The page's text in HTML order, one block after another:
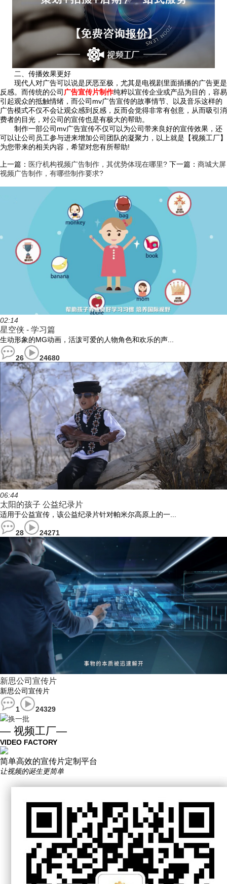
二、传播效果更好
现代人对广告可以说是厌恶至极，尤其是电视剧里面插播的广告更是
反感。而传统的公司 广告宣传片制作纯粹以宣传企业或产品为目的，容易
引起观众的抵触情绪，而公司mv广告宣传的故事情节、以及音乐这样的
广告模式不仅不会让观众感到反感，反而会觉得非常有创意，从而吸引消
费者的目光，对公司的宣传也是有极大的帮助。
制作一部公司mv广告宣传不仅可以为公司带来良好的宣传效果，还
可以让公司员工参与进来增加公司团队的凝聚力，以上就是【视频工厂】
为您带来的相关内容，希望对您有所帮助!
上一篇： 医疗机构视频广告制作，其优势体现在哪里? 下一篇： 商城大屏
视频广告制作，有哪些制作要求?
02:14
星空侠 - 学习篇
生动形象的MG动画，活泼可爱的人物角色和欢乐的声...
26 24680
06:44
太阳的孩子 公益纪录片
适用于公益宣传，该公益纪录片针对帕米尔高原上的一...
28 24271
新思公司宣传片
新思公司宣传片
1
24329
换一批
— 视频工厂—
VIDEO FACTORY
简单高效的宣传片定制平台
让视频的诞生更简单